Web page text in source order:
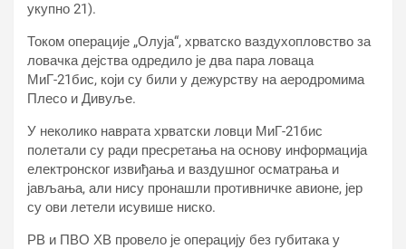
укупно 21).
Током операције „Олуја“, хрватско ваздухопловство за
ловачка дејства одредило је два пара ловаца
МиГ-21бис, који су били у дежурству на аеродромима
Плесо и Дивуље.
У неколико наврата хрватски ловци МиГ-21бис
полетали су ради пресретања на основу информација
електронског извиђања и ваздушног осматрања и
јављања, али нису пронашли противничке авионе, јер
су ови летели исувише ниско.
РВ и ПВО ХВ провело је операцију без губитака у